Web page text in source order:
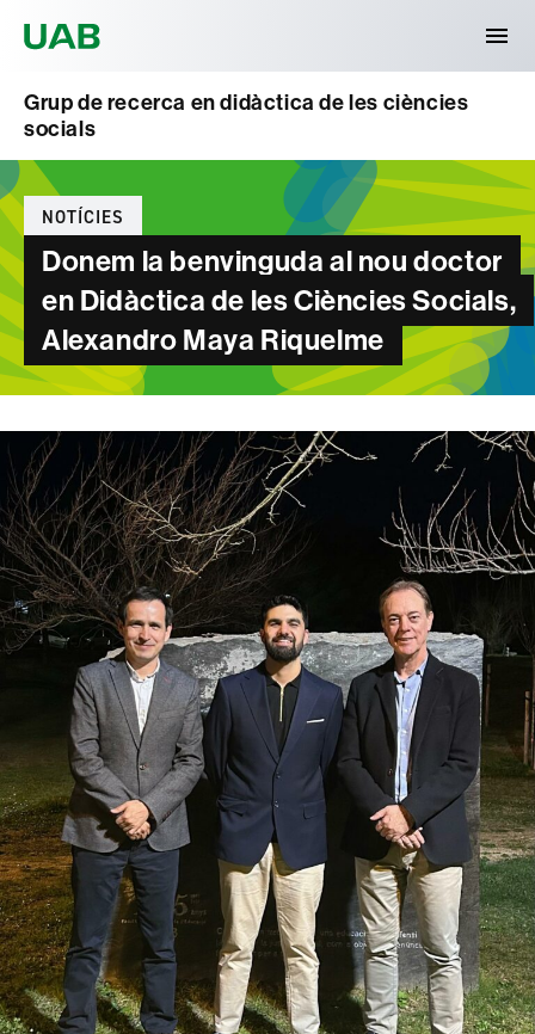
Grup de recerca en didàctica de les ciències
socials
Categories
NOTÍCIES
Donem la benvinguda al nou doctor
en Didàctica de les Ciències Socials,
Alexandro Maya Riquelme